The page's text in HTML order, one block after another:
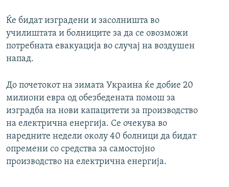
Ќе бидат изградени и засолништа во
училиштата и болниците за да се овозможи
потребната евакуација во случај на воздушен
напад.
До почетокот на зимата Украина ќе добие 20
милиони евра од обезбедената помош за
изградба на нови капацитети за производство
на електрична енергија. Се очекува во
наредните недели околу 40 болници да бидат
опремени со средства за самостојно
производство на електрична енергија.